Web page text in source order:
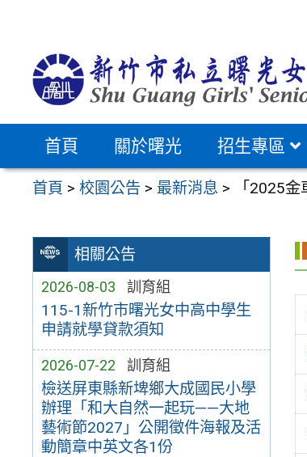
首頁 關於曙光 招生專區
首頁 >校園公告 > 最新消息 > 「2025
相關公告
2026-08-03 訓育組
115-1新竹市曙光女中高中學生
申請就學貸款須知
2026-07-22 訓育組
檢送屏東縣新埤鄉大成國民小學
辦理「和大自然一起玩——大地
藝術節2027」公開徵件海報及活
動簡章中英文各1份